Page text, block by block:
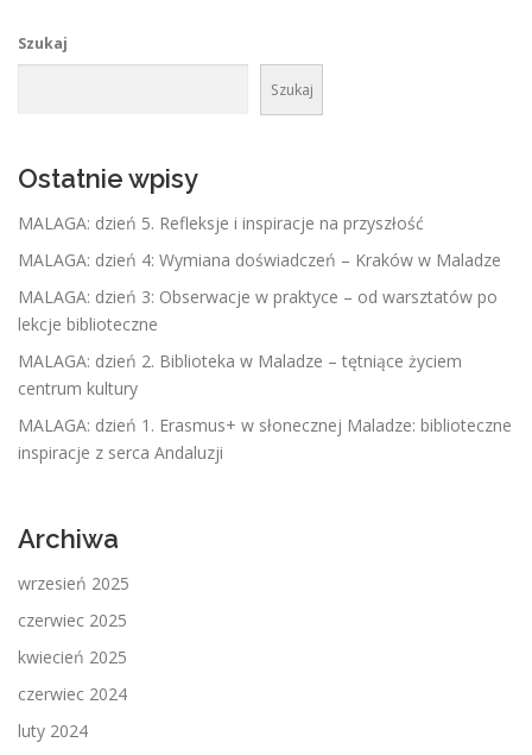
Szukaj
Szukaj
Ostatnie wpisy
MALAGA: dzień 5. Refleksje i inspiracje na przyszłość
MALAGA: dzień 4: Wymiana doświadczeń – Kraków w Maladze
MALAGA: dzień 3: Obserwacje w praktyce – od warsztatów po
lekcje biblioteczne
MALAGA: dzień 2. Biblioteka w Maladze – tętniące życiem
centrum kultury
MALAGA: dzień 1. Erasmus+ w słonecznej Maladze: biblioteczne
inspiracje z serca Andaluzji
Archiwa
wrzesień 2025
czerwiec 2025
kwiecień 2025
czerwiec 2024
luty 2024